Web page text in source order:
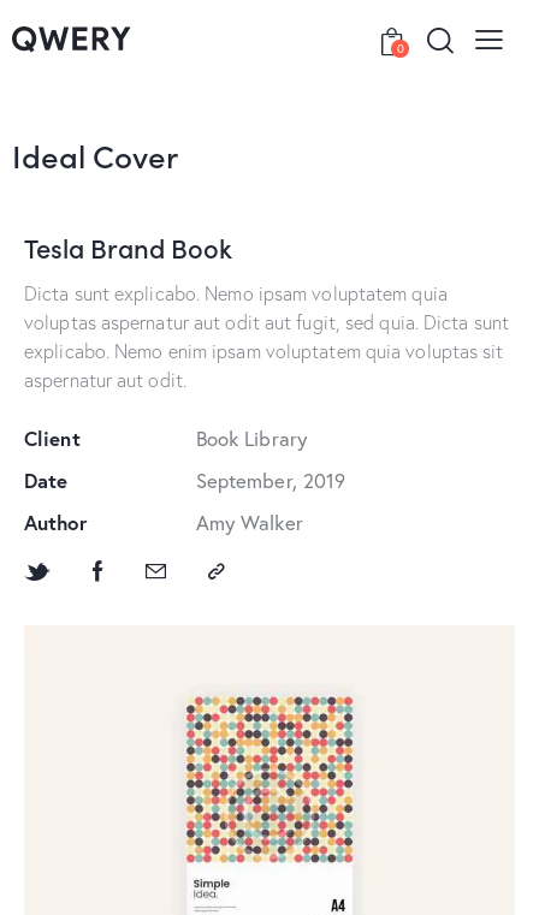
0
Ideal Cover
Tesla Brand Book
Dicta sunt explicabo. Nemo ipsam voluptatem quia
voluptas aspernatur aut odit aut fugit, sed quia. Dicta sunt
explicabo. Nemo enim ipsam voluptatem quia voluptas sit
aspernatur aut odit.
Client Book Library
Date September, 2019
Author Amy Walker